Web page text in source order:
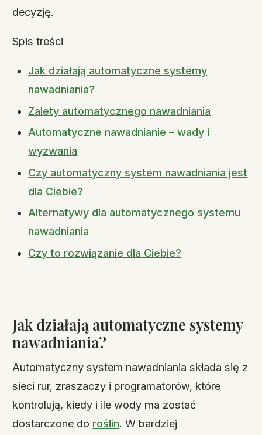
decyzję.
Spis treści
Jak działają automatyczne systemy
nawadniania?
Zalety automatycznego nawadniania
Automatyczne nawadnianie – wady i
wyzwania
Czy automatyczny system nawadniania jest
dla Ciebie?
Alternatywy dla automatycznego systemu
nawadniania
Czy to rozwiązanie dla Ciebie?
Jak działają automatyczne systemy
nawadniania?
Automatyczny system nawadniania składa się z
sieci rur, zraszaczy i programatorów, które
kontrolują, kiedy i ile wody ma zostać
dostarczone do roślin. W bardziej